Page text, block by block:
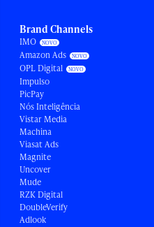
Brand Channels
IMO
Amazon Ads
OPL Digital
Impulso
PicPay
Nós Inteligência
Vistar Media
Machina
Viasat Ads
Magnite
Uncover
Mude
RZK Digital
DoubleVerify
Adlook